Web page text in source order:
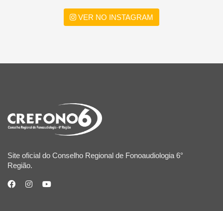
VER NO INSTAGRAM
Site oficial do Conselho Regional de Fonoaudiologia 6°
Região.